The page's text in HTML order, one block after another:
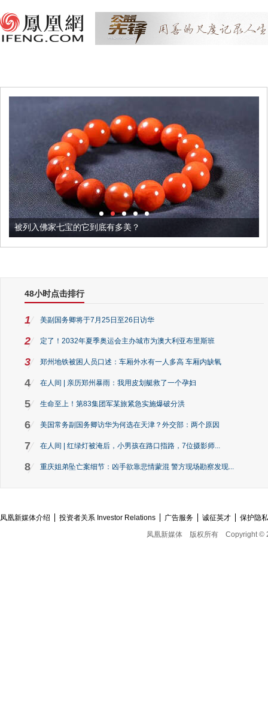
被列入佛家七宝的它到底有多美？
48小时点击排行
1 美副国务卿将于7月25日至26日访华
2 定了！2032年夏季奥运会主办城市为澳大利亚布里斯班
3 郑州地铁被困人员口述：车厢外水有一人多高 车厢内缺氧
4 在人间 | 亲历郑州暴雨：我用皮划艇救了一个孕妇
5 生命至上！第83集团军某旅紧急实施爆破分洪
6 美国常务副国务卿访华为何选在天津？外交部：两个原因
7 在人间 | 红绿灯被淹后，小男孩在路口指路，7位摄影师...
8 重庆姐弟坠亡案细节：凶手欲靠悲情蒙混 警方现场勘察发现...
凤凰新媒体介绍 投资者关系 Investor Relations 广告服务 诚征英才
保护隐
凤凰新媒体
版权所有 Copyright ©